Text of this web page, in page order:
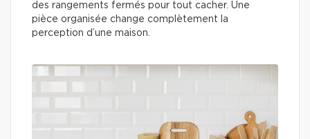
des rangements fermés pour tout cacher. Une
pièce organisée change complètement la
perception d’une maison.